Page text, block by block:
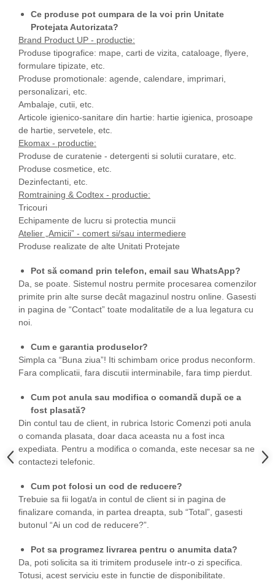
Ce produse pot cumpara de la voi prin Unitate
Protejata Autorizata?
Brand Product UP - productie:
Produse tipografice: mape, carti de vizita, cataloage, flyere,
formulare tipizate, etc.
Produse promotionale: agende, calendare, imprimari,
personalizari, etc.
Ambalaje, cutii, etc.
Articole igienico-sanitare din hartie: hartie igienica, prosoape
de hartie, servetele, etc.
Ekomax - productie:
Produse de curatenie - detergenti si solutii curatare, etc.
Produse cosmetice, etc.
Dezinfectanti, etc.
Romtraining & Codtex - productie:
Tricouri
Echipamente de lucru si protectia muncii
Atelier „Amicii” - comert si/sau intermediere
Produse realizate de alte Unitati Protejate
Pot să comand prin telefon, email sau WhatsApp?
Da, se poate. Sistemul nostru permite procesarea comenzilor
primite prin alte surse decât magazinul nostru online. Gasesti
in pagina de “Contact” toate modalitatile de a lua legatura cu
noi.
Cum e garantia produselor?
Simpla ca “Buna ziua”! Iti schimbam orice produs neconform.
Fara complicatii, fara discutii interminabile, fara timp pierdut.
Cum pot anula sau modifica o comandă după ce a
fost plasată?
Din contul tau de client, in rubrica Istoric Comenzi poti anula
o comanda plasata, doar daca aceasta nu a fost inca
expediata. Pentru a modifica o comanda, este necesar sa ne
contactezi telefonic.
Cum pot folosi un cod de reducere?
Trebuie sa fii logat/a in contul de client si in pagina de
finalizare comanda, in partea dreapta, sub “Total”, gasesti
butonul “Ai un cod de reducere?”.
Pot sa programez livrarea pentru o anumita data?
Da, poti solicita sa iti trimitem produsele intr-o zi specifica.
Totusi, acest serviciu este in functie de disponibilitate.